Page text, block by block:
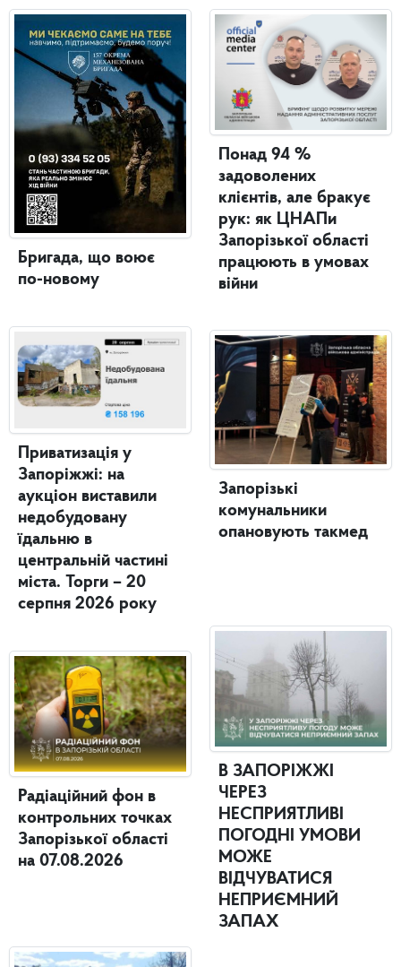
Бригада, що воює
по-новому
Приватизація у
Запоріжжі: на
аукціон виставили
недобудовану
їдальню в
центральній частині
міста. Торги – 20
серпня 2026 року
Радіаційний фон в
контрольних точках
Запорізької області
на 07.08.2026
Понад 94 %
задоволених
клієнтів, але бракує
рук: як ЦНАПи
Запорізької області
працюють в умовах
війни
Запорізькі
комунальники
опановують такмед
В ЗАПОРІЖЖІ
ЧЕРЕЗ
НЕСПРИЯТЛИВІ
ПОГОДНІ УМОВИ
МОЖЕ
ВІДЧУВАТИСЯ
НЕПРИЄМНИЙ
ЗАПАХ